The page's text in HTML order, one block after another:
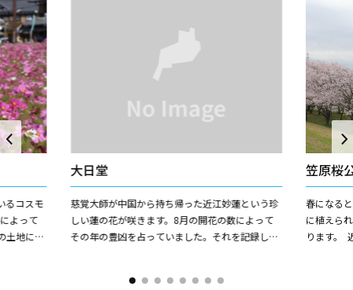
るコスモ
よって
大日堂
慈覚大師が中国から持ち帰った近江妙蓮という珍
しい蓮の花が咲きます。8月の開花の数によって
その年の豊凶を占っていました。それを記録した
笠原桜
春になる
に植えら
ります。